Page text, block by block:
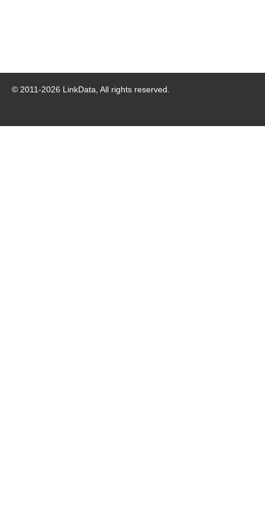
© 2011-2026 LinkData, All rights reserved.